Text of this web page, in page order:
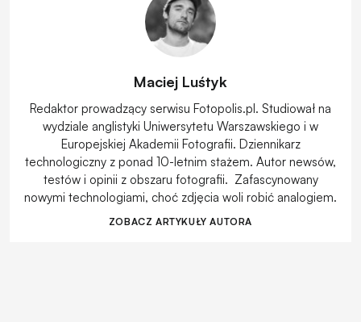
Maciej Luśtyk
Redaktor prowadzący serwisu Fotopolis.pl. Studiował na
wydziale anglistyki Uniwersytetu Warszawskiego i w
Europejskiej Akademii Fotografii. Dziennikarz
technologiczny z ponad 10-letnim stażem. Autor newsów,
testów i opinii z obszaru fotografii. Zafascynowany
nowymi technologiami, choć zdjęcia woli robić analogiem.
ZOBACZ ARTYKUŁY AUTORA